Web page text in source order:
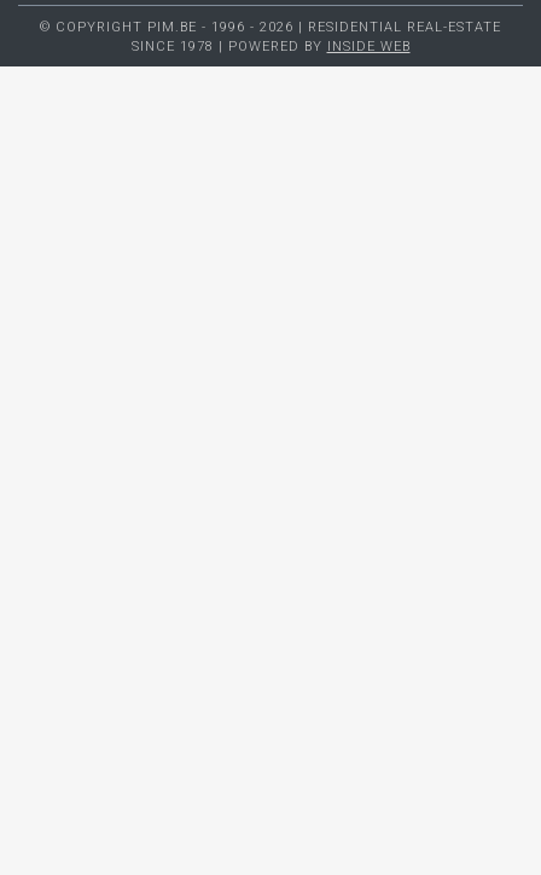
© COPYRIGHT PIM.BE - 1996 - 2026 | RESIDENTIAL REAL-ESTATE
SINCE 1978 | POWERED BY
INSIDE WEB